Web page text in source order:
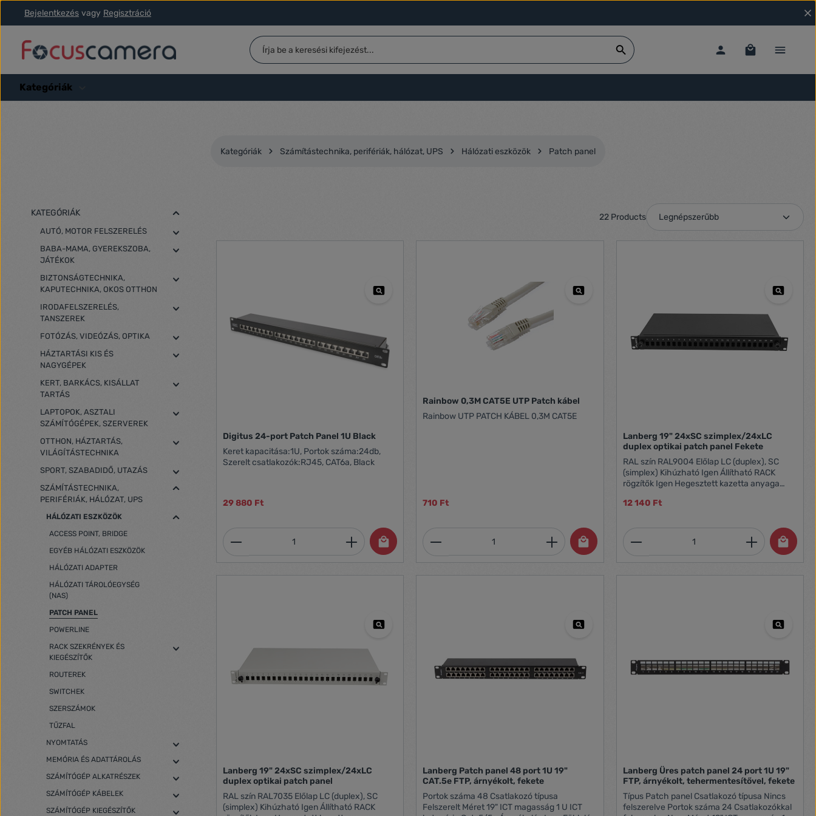
a fő tartalomra
Ugrás a kereséshez
Ugrás a fő navigációhoz
Bejelentkezés vagy Regisztráció
Kategóriák
Kategóriák Számítástechnika, perifériák, hálózat, UPS Hálózati eszközök Patch panel
KATEGÓRIÁK
AUTÓ, MOTOR FELSZERELÉS
BABA-MAMA, GYEREKSZOBA,
JÁTÉKOK
BIZTONSÁGTECHNIKA,
KAPUTECHNIKA, OKOS OTTHON
IRODAFELSZERELÉS,
TANSZEREK
FOTÓZÁS, VIDEÓZÁS, OPTIKA
HÁZTARTÁSI KIS ÉS
NAGYGÉPEK
KERT, BARKÁCS, KISÁLLAT
TARTÁS
LAPTOPOK, ASZTALI
SZÁMÍTÓGÉPEK, SZERVEREK
OTTHON, HÁZTARTÁS,
VILÁGÍTÁSTECHNIKA
SPORT, SZABADIDŐ, UTAZÁS
SZÁMÍTÁSTECHNIKA,
PERIFÉRIÁK, HÁLÓZAT, UPS
HÁLÓZATI ESZKÖZÖK
ACCESS POINT, BRIDGE
EGYÉB HÁLÓZATI ESZKÖZÖK
HÁLÓZATI ADAPTER
HÁLÓZATI TÁROLÓEGYSÉG
(NAS)
PATCH PANEL
POWERLINE
RACK SZEKRÉNYEK ÉS
KIEGÉSZÍTŐK
ROUTEREK
SWITCHEK
SZERSZÁMOK
TŰZFAL
NYOMTATÁS
MEMÓRIA ÉS ADATTÁROLÁS
SZÁMÍTÓGÉP ALKATRÉSZEK
SZÁMÍTÓGÉP KÁBELEK
SZÁMÍTÓGÉP KIEGÉSZÍTŐK
22 Products
Digitus 24-port Patch Panel 1U Black
Keret kapacitása:1U, Portok száma:24db,
Szerelt csatlakozók:RJ45, CAT6a, Black
29 880 Ft
Termékmennyiség: Adja meg a kívánt mennyiséget, vagy használja a gombokat a
Rainbow 0,3M CAT5E UTP Patch kábel
Rainbow UTP PATCH KÁBEL 0,3M CAT5E
710 Ft
Termékmennyiség: Adja meg a kívánt mennyiséget, vagy
Lanberg 19" 24xSC szimplex/24xLC
duplex optikai patch panel Fekete
RAL szín RAL9004 Előlap LC (duplex), SC
(simplex) Kihúzható Igen Állítható RACK
rögzítők Igen Hegesztett kazetta anyaga
lyukak száma 5 A kötéstálcák száma 2 A
száma 24 Méret 19" ICT magasság 1 U Egyéb
elemek lemezvastagság 1.2 mm Súly 2.48 kg
Hosszúság 242 mm Anyag Acél Tartalmazott
12 140 Ft
Termékmennyiség: Adja
Lanberg 19" 24xSC szimplex/24xLC
duplex optikai patch panel
RAL szín RAL7035 Előlap LC (duplex), SC
(simplex) Kihúzható Igen Állítható RACK
Lanberg Patch panel 48 port 1U 19"
CAT.5e FTP, árnyékolt, fekete
Portok száma 48 Csatlakozó típusa
Felszerelt Méret 19" ICT magasság 1 U ICT
Lanberg Üres patch panel 24 port 1U 19"
FTP, árnyékolt, tehermentesítővel, fekete
Típus Patch panel Csatlakozó típusa Nincs
felszerelve Portok száma 24 Csatlakozókkal